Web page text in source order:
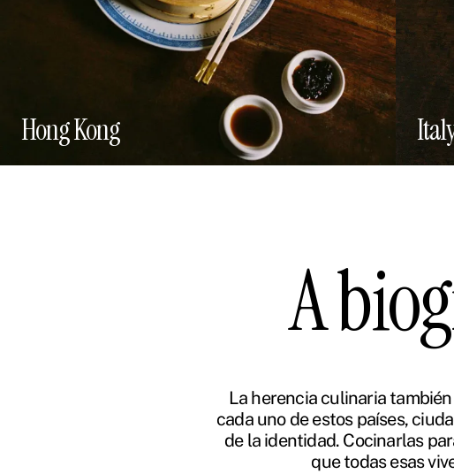
Hong Kong
A
La herencia culinaria
cada uno de estos países,
de la identidad. Cocinarlas
que todas esas